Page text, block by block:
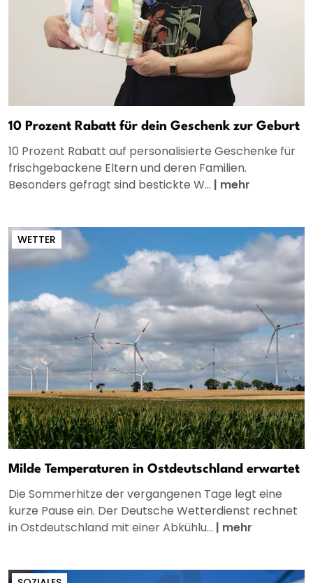
10 Prozent Rabatt für dein Geschenk zur Geburt
10 Prozent Rabatt auf personalisierte Geschenke für
frischgebackene Eltern und deren Familien.
Besonders gefragt sind bestickte W... | mehr
WETTER
Milde Temperaturen in Ostdeutschland erwartet
Die Sommerhitze der vergangenen Tage legt eine
kurze Pause ein. Der Deutsche Wetterdienst rechnet
in Ostdeutschland mit einer Abkühlu... | mehr